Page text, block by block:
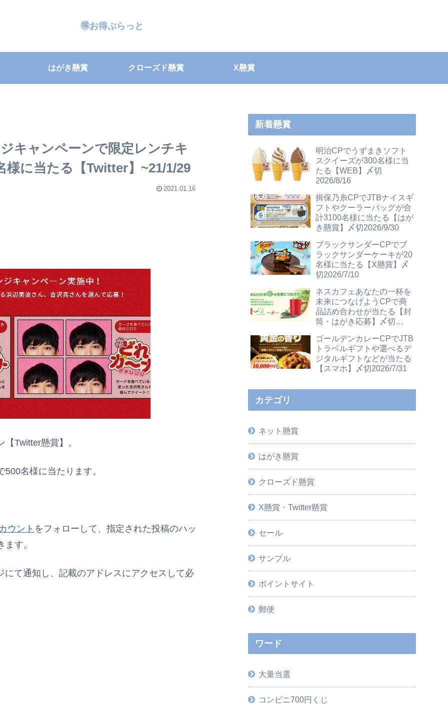
🉐お得ぷらっと
はがき懸賞 クローズド懸賞 X懸賞
キャンペーンで限定レンチキ
に当たる【Twitter】~21/1/29
2021.01.16
Twitter懸賞】。
名様に当たります。
ウント をフォローして、指定された投稿のハッ
す。
て通知し、記載のアドレスにアクセスして必
新着懸賞
明治CPでうずまきソフト
スクイーズが300名様に当
たる【WEB】〆切
2026/8/16
揖保乃糸CPでJTBナイスギ
フトやクーラーバッグが合
計3100名様に当たる【はが
き懸賞】〆切2026/9/30
ブラックサンダーCPでブ
ラックサンダーケーキが20
名様に当たる【X懸賞】〆
切2026/7/10
ネスカフェあなたの一杯を
未来につなげようCPで商
品詰め合わせが当たる【封
筒・はがき応募】〆切
ゴールデンカレーCPでJTB
トラベルギフトや選べるデ
ジタルギフトなどが当たる
【スマホ】〆切2026/7/31
カテゴリ
ネット懸賞
はがき懸賞
クローズド懸賞
X懸賞・Twitter懸賞
セール
サンプル
ポイントサイト
郵便
ワード
大量当選
コンビニ700円くじ